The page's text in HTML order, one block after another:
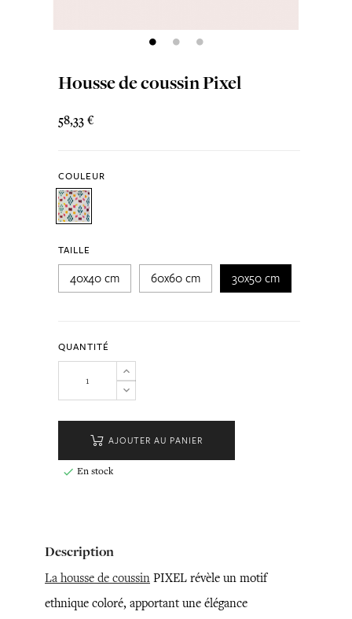
Housse de coussin Pixel
58,33 €
COULEUR
TAILLE
40x40 cm 60x60 cm 30x50 cm
QUANTITÉ
AJOUTER AU PANIER
 En stock
Description
La housse de coussin PIXEL révèle un motif
ethnique coloré, apportant une élégance